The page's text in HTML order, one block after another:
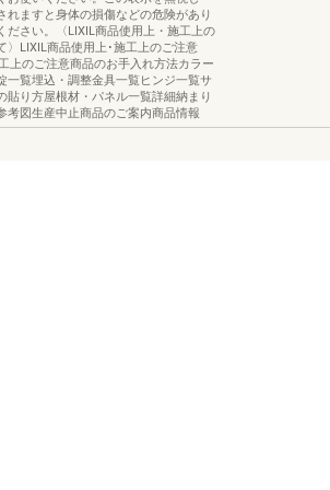
れますと身体の損傷などの危険があり
ださい。〈LIXIL商品使用上・施工上の
〉LIXIL商品使用上･施工上のご注意
上のご注意商品のお手入れ方法カラー
一覧埋込・調整金具一覧ヒンジ一覧サ
貼り方屋根材・パネル一覧詳細納まり
考図生産中止商品のご案内商品情報